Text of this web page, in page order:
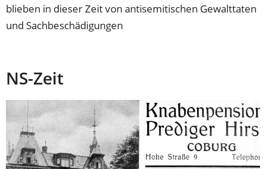
blieben in dieser Zeit von antisemitischen Gewalttaten
und Sachbeschädigungen
NS-Zeit